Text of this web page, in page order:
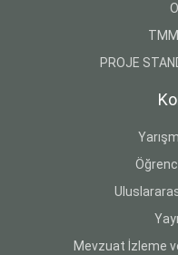
PROJE
Mevzuat İzleme